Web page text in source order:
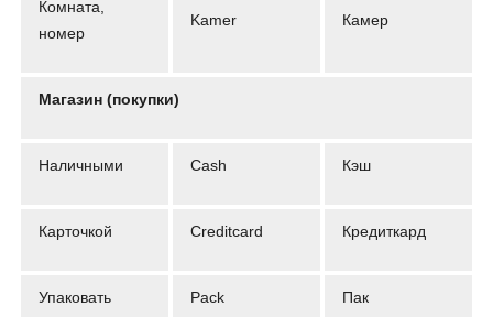
Комната,
номер
Kamer Камер
Магазин (покупки)
Наличными Сash Кэш
Карточкой Сreditcard Кредиткард
Упаковать Pack Пак